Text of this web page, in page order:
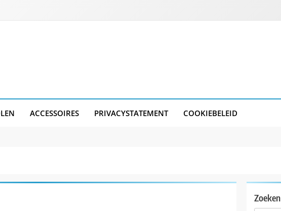
ACCESSOIRES PRIVACYSTATEMENT COOKIEBELEID
Zoeken